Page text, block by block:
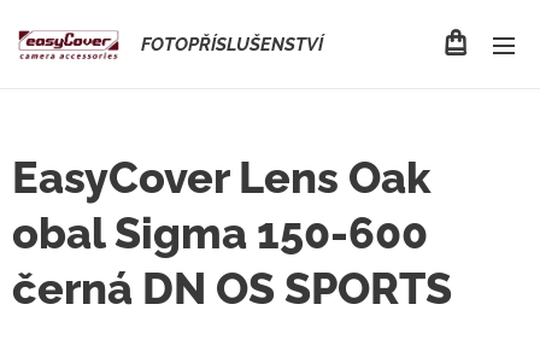
FOTOPŘÍSLUŠENSTVÍ
EasyCover Lens Oak
obal Sigma 150-600
černá DN OS SPORTS